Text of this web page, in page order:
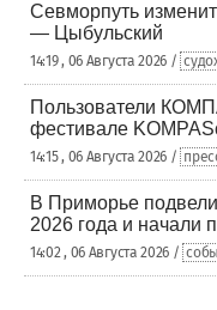
Севморпуть
— Цыбульский
14:19 , 06 Августа 2026 /
Пользователи
фестивале
14:15 , 06 Августа 2026 /
В Приморье подвели
2026 года и начали
14:02 , 06 Августа 2026 /